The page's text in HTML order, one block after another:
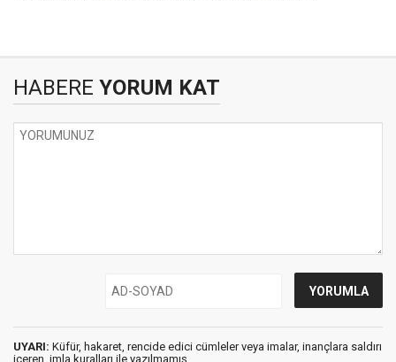
HABERE YORUM KAT
UYARI: Küfür, hakaret, rencide edici cümleler veya imalar, inançlara saldırı
içeren, imla kuralları ile yazılmamış,